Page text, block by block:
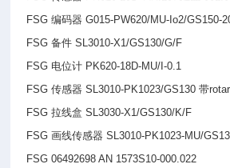
FSG编码器 G015-PW620/MU-Io2/
FSG备件 SL3010-X1/GS130/G/F
FSG 电位计 PK620-18D-MU/I-0.1
FSG传感器 SL3010-PK1023/GS130
FSG拉线盒 SL3030-X1/GS130/K/F
FSG画线传感器 SL3010-PK1023-
FSG 06492698 AN 1573S10-000.022